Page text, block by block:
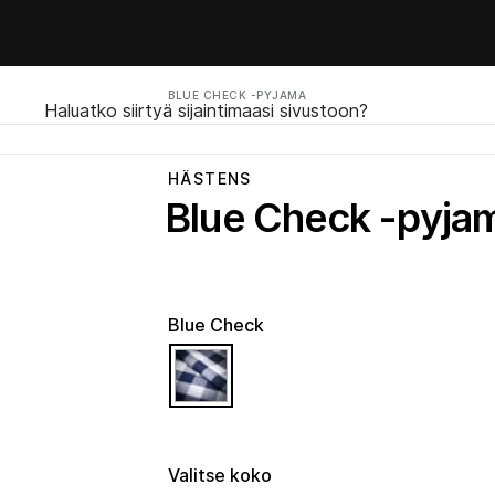
BLUE CHECK -PYJAMA
Haluatko siirtyä sijaintimaasi sivustoon?
HÄSTENS
Blue Check -
Valitse koko
Blue Check